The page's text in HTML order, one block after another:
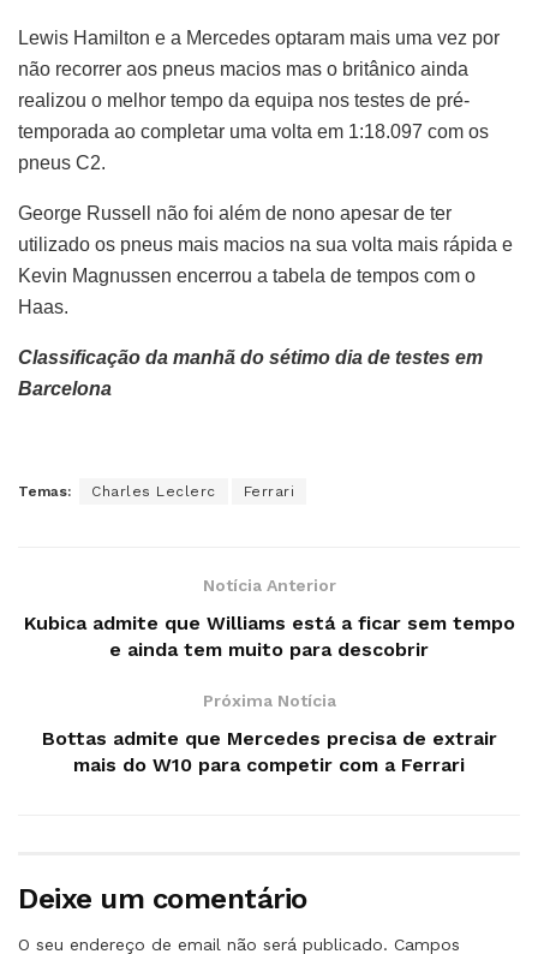
Lewis Hamilton e a Mercedes optaram mais uma vez por
não recorrer aos pneus macios mas o britânico ainda
realizou o melhor tempo da equipa nos testes de pré-
temporada ao completar uma volta em 1:18.097 com os
pneus C2.
George Russell não foi além de nono apesar de ter
utilizado os pneus mais macios na sua volta mais rápida e
Kevin Magnussen encerrou a tabela de tempos com o
Haas.
Classificação da manhã do sétimo dia de testes em
Barcelona
Temas: Charles Leclerc Ferrari
Notícia Anterior
Kubica admite que Williams está a ficar sem tempo
e ainda tem muito para descobrir
Próxima Notícia
Bottas admite que Mercedes precisa de extrair
mais do W10 para competir com a Ferrari
Deixe um comentário
O seu endereço de email não será publicado. Campos